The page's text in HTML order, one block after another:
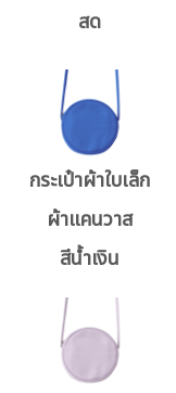
สด
กระเป๋าผ้าใบเล็ก
ผ้าแคนวาส
สีน้ำเงิน